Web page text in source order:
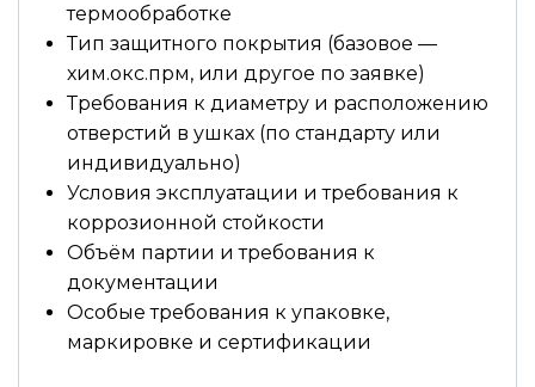
термообработке
Тип защитного покрытия (базовое —
хим.окс.прм, или другое по заявке)
Требования к диаметру и расположению
отверстий в ушках (по стандарту или
индивидуально)
Условия эксплуатации и требования к
коррозионной стойкости
Объём партии и требования к
документации
Особые требования к упаковке,
маркировке и сертификации